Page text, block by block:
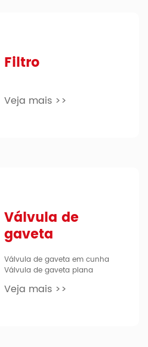
Filtro
Veja mais >>
Válvula de
gaveta
Válvula de gaveta em cunha
Válvula de gaveta plana
Veja mais >>